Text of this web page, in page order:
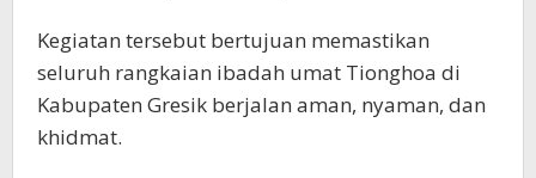
Kegiatan tersebut bertujuan memastikan
seluruh rangkaian ibadah umat Tionghoa di
Kabupaten Gresik berjalan aman, nyaman, dan
khidmat.